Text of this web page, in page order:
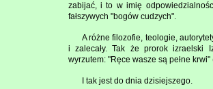
zabijać, i to w imię
fałszywych "bogów cudzych".
A różne filozofie, teologie,
i zalecały. Tak że prorok izraelski
wyrzutem: "Ręce wasze są pełne krwi"
I tak jest do dnia dzisiejszego.